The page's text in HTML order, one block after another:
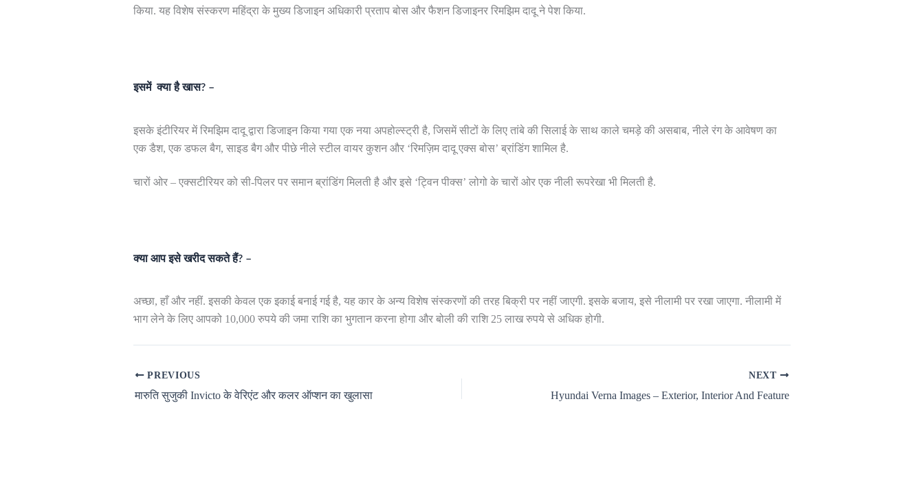
किया. यह विशेष संस्करण महिंद्रा के मुख्य डिजाइन अधिकारी प्रताप बोस और फैशन डिजाइनर रिमझिम दादू ने पेश किया.
इसमें क्या है खास? –
इसके इंटीरियर में रिमझिम दादू द्वारा डिजाइन किया गया एक नया अपहोल्स्ट्री है, जिसमें सीटों के लिए तांबे की सिलाई के साथ काले चमड़े की असबाब, नीले रंग के आवेषण का
एक डैश, एक डफल बैग, साइड बैग और पीछे नीले स्टील वायर कुशन और ‘रिमज़िम दादू एक्स बोस’ ब्रांडिंग शामिल है.
चारों ओर – एक्सटीरियर को सी-पिलर पर समान ब्रांडिंग मिलती है और इसे ‘ट्विन पीक्स’ लोगो के चारों ओर एक नीली रूपरेखा भी मिलती है.
क्या आप इसे खरीद सकते हैं? –
अच्छा, हाँ और नहीं. इसकी केवल एक इकाई बनाई गई है, यह कार के अन्य विशेष संस्करणों की तरह बिक्री पर नहीं जाएगी. इसके बजाय, इसे नीलामी पर रखा जाएगा. नीलामी में
भाग लेने के लिए आपको 10,000 रुपये की जमा राशि का भुगतान करना होगा और बोली की राशि 25 लाख रुपये से अधिक होगी.
PREVIOUS
मारुति सुजुकी Invicto के वेरिएंट और कलर ऑप्शन का खुलासा
NEXT
Hyundai Verna Images – Exterior, Interior And Feature